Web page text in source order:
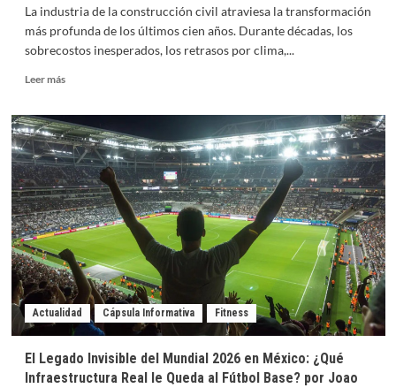
La industria de la construcción civil atraviesa la transformación
más profunda de los últimos cien años. Durante décadas, los
sobrecostos inesperados, los retrasos por clima,...
Leer másLeer
Construcción
Industrializada
en
2026:
Por
qué
la
Modularización
Lidera
la
Edificación
de
Viviendas
Hospitales
por
Actualidad Cápsula Informativa Fitness
El Legado Invisible del Mundial 2026 en México: ¿Qué
Infraestructura Real le Queda al Fútbol Base? por Joao